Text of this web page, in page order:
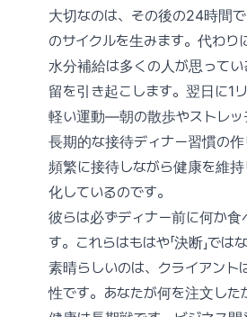
大切なのは、その後の24時間で
のサイクルを生みます。代わり
水分補給は多くの人が思って
留を引き起こします。翌日に1
軽い運動—朝の散歩やストレッ
長期的な接待ディナー習慣の
頻繁に接待しながら健康を維
化しているのです。
彼らは必ずディナー前に何か
す。これらはもはや「決断」では
素晴らしいのは、クライアン
性です。あなたが何を注文した